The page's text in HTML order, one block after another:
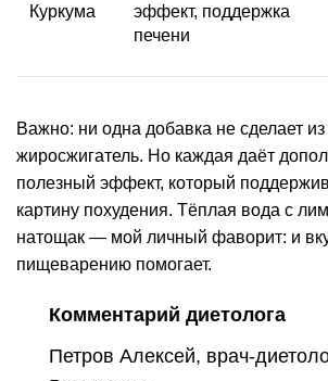
Куркума
эффект, поддержка
печени
Важно: ни одна добавка не сделает
жиросжигатель. Но каждая даёт
полезный эффект, который
картину похудения. Тёплая вода с
натощак — мой личный фаворит: и
пищеварению помогает.
Комментарий диетолога
Петров Алексей, врач-